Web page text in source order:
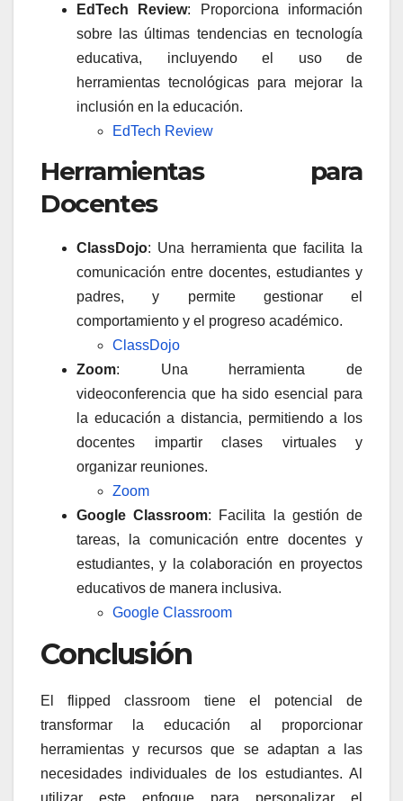
EdTech Review: Proporciona información
sobre las últimas tendencias en tecnología
educativa, incluyendo el uso de
herramientas tecnológicas para mejorar la
inclusión en la educación.
EdTech Review
Herramientas para
Docentes
ClassDojo: Una herramienta que facilita la
comunicación entre docentes, estudiantes y
padres, y permite gestionar el
comportamiento y el progreso académico.
ClassDojo
Zoom: Una herramienta de
videoconferencia que ha sido esencial para
la educación a distancia, permitiendo a los
docentes impartir clases virtuales y
organizar reuniones.
Zoom
Google Classroom: Facilita la gestión de
tareas, la comunicación entre docentes y
estudiantes, y la colaboración en proyectos
educativos de manera inclusiva.
Google Classroom
Conclusión
El flipped classroom tiene el potencial de
transformar la educación al proporcionar
herramientas y recursos que se adaptan a las
necesidades individuales de los estudiantes. Al